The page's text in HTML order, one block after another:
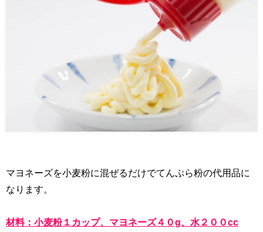
マヨネーズを小麦粉に混ぜるだけでてんぷら粉の代用品に
なります。
材料：小麦粉１カップ、マヨネーズ４０g、水２００cc